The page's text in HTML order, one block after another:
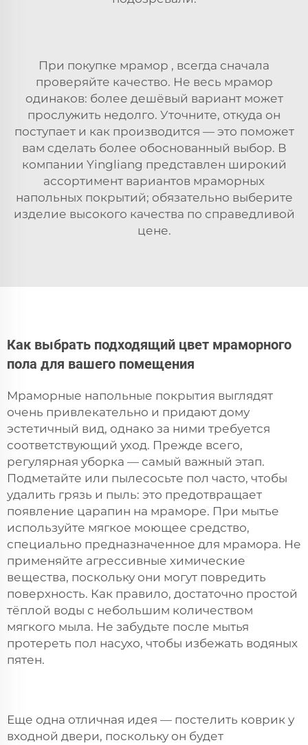
При покупке мрамор , всегда сначала
проверяйте качество. Не весь мрамор
одинаков: более дешёвый вариант может
прослужить недолго. Уточните, откуда он
поступает и как производится — это поможет
вам сделать более обоснованный выбор. В
компании Yingliang представлен широкий
ассортимент вариантов мраморных
напольных покрытий; обязательно выберите
изделие высокого качества по справедливой
цене.
Как выбрать подходящий цвет мраморного
пола для вашего помещения
Мраморные напольные покрытия выглядят
очень привлекательно и придают дому
эстетичный вид, однако за ними требуется
соответствующий уход. Прежде всего,
регулярная уборка — самый важный этап.
Подметайте или пылесосьте пол часто, чтобы
удалить грязь и пыль: это предотвращает
появление царапин на мраморе. При мытье
используйте мягкое моющее средство,
специально предназначенное для мрамора. Не
применяйте агрессивные химические
вещества, поскольку они могут повредить
поверхность. Как правило, достаточно простой
тёплой воды с небольшим количеством
мягкого мыла. Не забудьте после мытья
протереть пол насухо, чтобы избежать водяных
пятен.
Еще одна отличная идея — постелить коврик у
входной двери, поскольку он будет